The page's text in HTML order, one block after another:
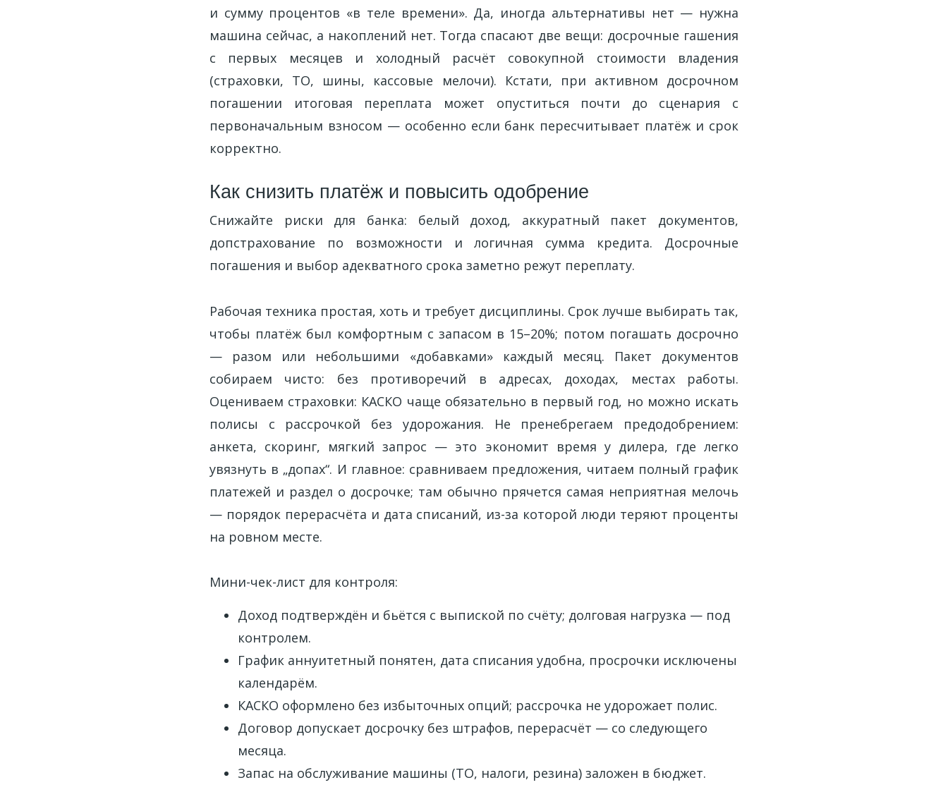
и сумму процентов «в теле времени». Да, иногда альтернативы нет — нужна
машина сейчас, а накоплений нет. Тогда спасают две вещи: досрочные гашения
с первых месяцев и холодный расчёт совокупной стоимости владения
(страховки, ТО, шины, кассовые мелочи). Кстати, при активном досрочном
погашении итоговая переплата может опуститься почти до сценария с
первоначальным взносом — особенно если банк пересчитывает платёж и срок
корректно.
Как снизить платёж и повысить одобрение
Снижайте риски для банка: белый доход, аккуратный пакет документов,
допстрахование по возможности и логичная сумма кредита. Досрочные
погашения и выбор адекватного срока заметно режут переплату.
Рабочая техника простая, хоть и требует дисциплины. Срок лучше выбирать так,
чтобы платёж был комфортным с запасом в 15–20%; потом погашать досрочно
— разом или небольшими «добавками» каждый месяц. Пакет документов
собираем чисто: без противоречий в адресах, доходах, местах работы.
Оцениваем страховки: КАСКО чаще обязательно в первый год, но можно искать
полисы с рассрочкой без удорожания. Не пренебрегаем предодобрением:
анкета, скоринг, мягкий запрос — это экономит время у дилера, где легко
увязнуть в „допах“. И главное: сравниваем предложения, читаем полный график
платежей и раздел о досрочке; там обычно прячется самая неприятная мелочь
— порядок перерасчёта и дата списаний, из-за которой люди теряют проценты
на ровном месте.
Мини-чек-лист для контроля:
Доход подтверждён и бьётся с выпиской по счёту; долговая нагрузка — под
контролем.
График аннуитетный понятен, дата списания удобна, просрочки исключены
календарём.
КАСКО оформлено без избыточных опций; рассрочка не удорожает полис.
Договор допускает досрочку без штрафов, перерасчёт — со следующего
месяца.
Запас на обслуживание машины (ТО, налоги, резина) заложен в бюджет.